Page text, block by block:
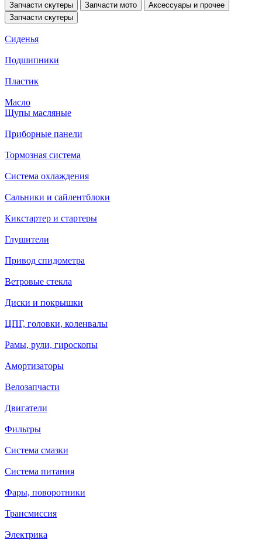
Запчасти скутеры Запчасти мото
Аксессуары и прочее
Запчасти скутеры
Сиденья
Подшипники
Пластик
Масло
Щупы масляные
Приборные панели
Тормозная система
Система охлаждения
Сальники и сайлентблоки
Кикстартер и стартеры
Глушители
Привод спидометра
Ветровые стекла
Диски и покрышки
ЦПГ, головки, коленвалы
Рамы, рули, гироскопы
Амортизаторы
Велозапчасти
Двигатели
Фильтры
Система смазки
Система питания
Фары, поворотники
Трансмиссия
Электрика